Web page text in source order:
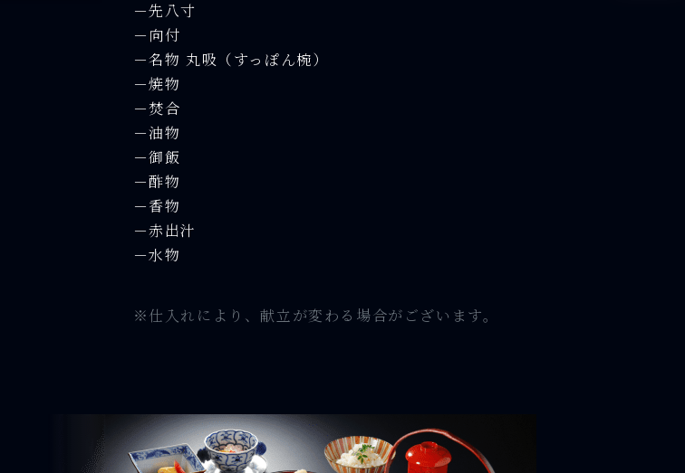
－先八寸
－向付
－名物 丸吸（すっぽん椀）
－焼物
－焚合
－油物
－御飯
－酢物
－香物
－赤出汁
－水物
※仕入れにより、献立が変わる場合がございます。